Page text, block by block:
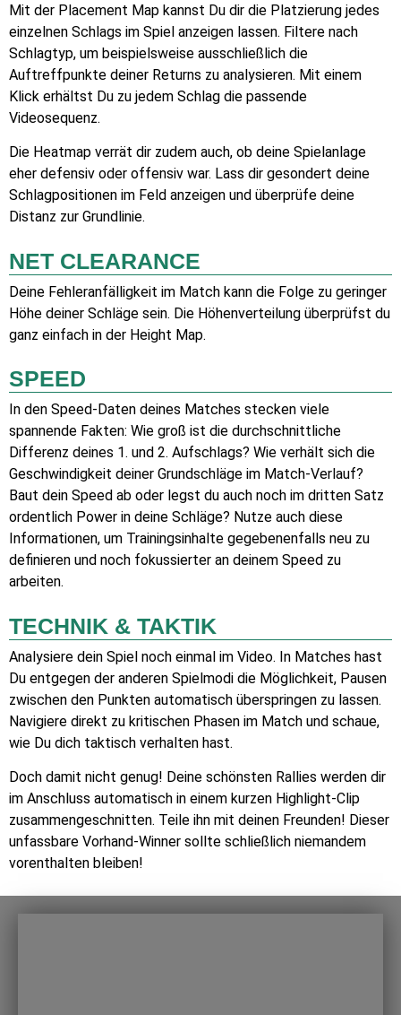
Mit der Placement Map kannst Du dir die Platzierung jedes
einzelnen Schlags im Spiel anzeigen lassen. Filtere nach
Schlagtyp, um beispielsweise ausschließlich die
Auftreffpunkte deiner Returns zu analysieren. Mit einem
Klick erhältst Du zu jedem Schlag die passende
Videosequenz.
Die Heatmap verrät dir zudem auch, ob deine Spielanlage
eher defensiv oder offensiv war. Lass dir gesondert deine
Schlagpositionen im Feld anzeigen und überprüfe deine
Distanz zur Grundlinie.
NET CLEARANCE
Deine Fehleranfälligkeit im Match kann die Folge zu geringer
Höhe deiner Schläge sein. Die Höhenverteilung überprüfst du
ganz einfach in der Height Map.
SPEED
In den Speed-Daten deines Matches stecken viele
spannende Fakten: Wie groß ist die durchschnittliche
Differenz deines 1. und 2. Aufschlags? Wie verhält sich die
Geschwindigkeit deiner Grundschläge im Match-Verlauf?
Baut dein Speed ab oder legst du auch noch im dritten Satz
ordentlich Power in deine Schläge? Nutze auch diese
Informationen, um Trainingsinhalte gegebenenfalls neu zu
definieren und noch fokussierter an deinem Speed zu
arbeiten.
TECHNIK & TAKTIK
Analysiere dein Spiel noch einmal im Video. In Matches hast
Du entgegen der anderen Spielmodi die Möglichkeit, Pausen
zwischen den Punkten automatisch überspringen zu lassen.
Navigiere direkt zu kritischen Phasen im Match und schaue,
wie Du dich taktisch verhalten hast.
Doch damit nicht genug! Deine schönsten Rallies werden dir
im Anschluss automatisch in einem kurzen Highlight-Clip
zusammengeschnitten. Teile ihn mit deinen Freunden! Dieser
unfassbare Vorhand-Winner sollte schließlich niemandem
vorenthalten bleiben!